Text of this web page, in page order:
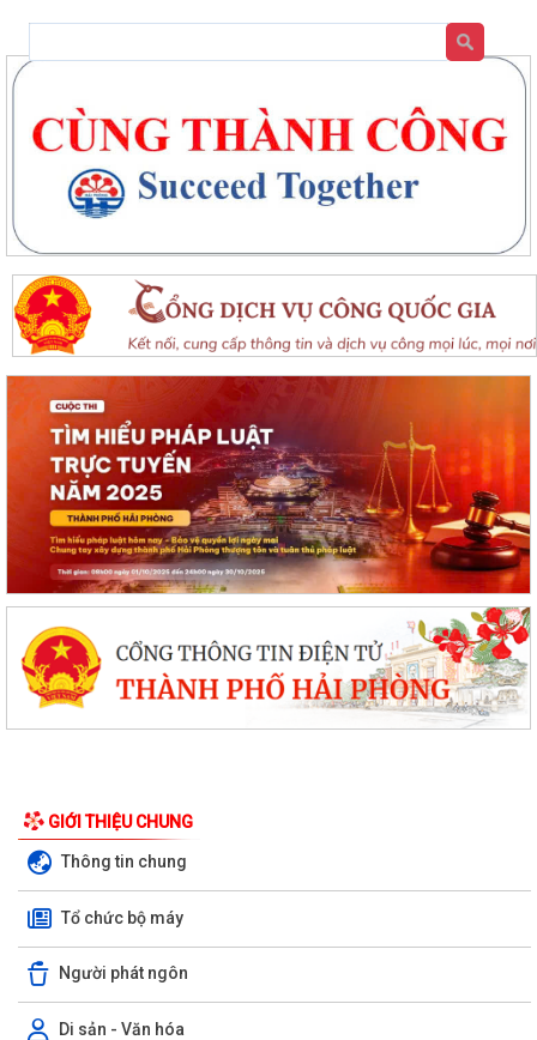
GIỚI THIỆU CHUNG
Thông tin chung
Tổ chức bộ máy
Người phát ngôn
Di sản - Văn hóa